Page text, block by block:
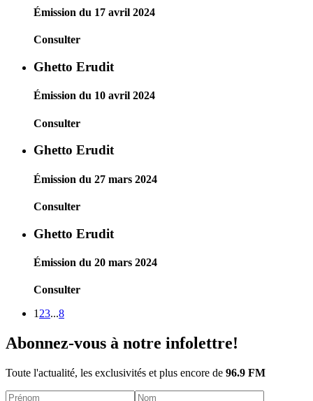
Émission du 17 avril 2024
Consulter
Ghetto Erudit
Émission du 10 avril 2024
Consulter
Ghetto Erudit
Émission du 27 mars 2024
Consulter
Ghetto Erudit
Émission du 20 mars 2024
Consulter
1 23...8
Abonnez-vous à notre infolettre!
Toute l'actualité, les exclusivités et plus encore de 96.9 FM